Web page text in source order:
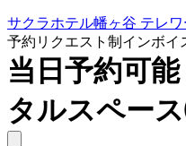
サクラホテル幡ヶ谷 テレ
予約リクエスト制インボイ
当日予約可
タルスペー